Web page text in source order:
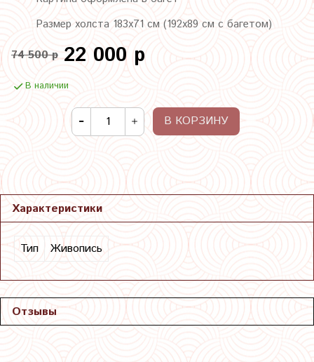
Размер холста 183х71 см (192х89 см с багетом)
74 500 р 22 000 р
В наличии
В КОРЗИНУ
Характеристики
Тип Живопись
Отзывы